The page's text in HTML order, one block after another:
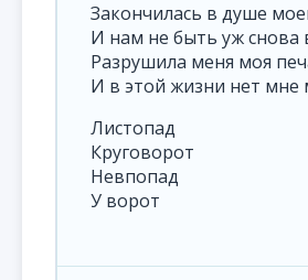
Закончилась в душе
И нам не быть уж снова
Разрушила меня моя
И в этой жизни нет мне
Листопад
Круговорот
Невпопад
У ворот